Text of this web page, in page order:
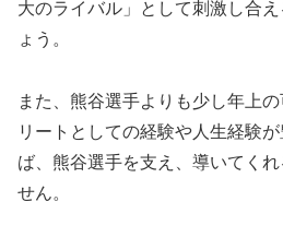
大のライバル」として刺激し合
ょう。
また、熊谷選手よりも少し年上
リートとしての経験や人生経験
ば、熊谷選手を支え、導いてく
せん。